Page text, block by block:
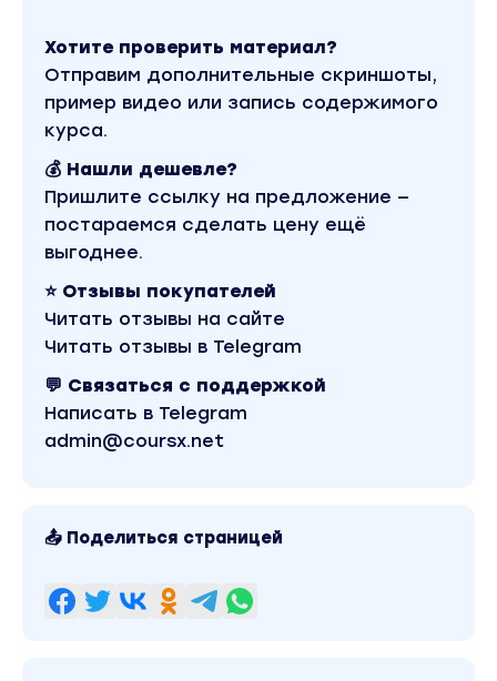
Хотите проверить материал?
Отправим дополнительные скриншоты,
пример видео или запись содержимого
курса.
💰 Нашли дешевле?
Пришлите ссылку на предложение —
постараемся сделать цену ещё
выгоднее.
⭐ Отзывы покупателей
Читать отзывы на сайте
Читать отзывы в Telegram
💬 Связаться с поддержкой
Написать в Telegram
admin@coursx.net
📤 Поделиться страницей